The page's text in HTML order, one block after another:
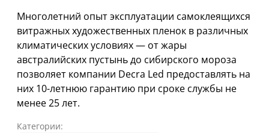
Многолетний опыт эксплуатации самоклеящихся
витражных художественных пленок в различных
климатических условиях — от жары
австралийских пустынь до сибирского мороза
позволяет компании Decra Led предоставлять на
них 10-летнюю гарантию при сроке службы не
менее 25 лет.
Категории: